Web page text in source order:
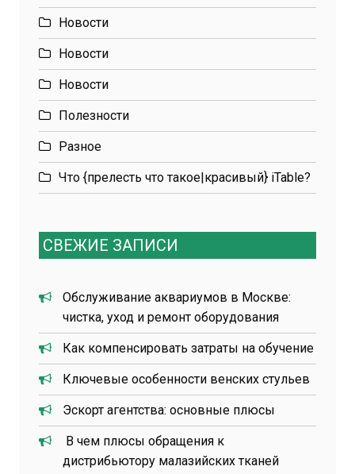
Новости
Новости
Новости
Полезности
Разное
Что {прелесть что такое|красивый} iTable?
СВЕЖИЕ ЗАПИСИ
Обслуживание аквариумов в Москве:
чистка, уход и ремонт оборудования
Как компенсировать затраты на обучение
Ключевые особенности венских стульев
Эскорт агентства: основные плюсы
В чем плюсы обращения к
дистрибьютору малазийских тканей